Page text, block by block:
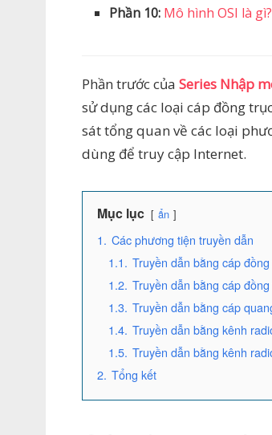
Phần 10: Mô hình OSI là gì?
Phần trước của Series Nhập
sử dụng các loại cáp đồng
sát tổng quan về các loại
dùng để truy cập Internet.
Mục lục ẩn
1. Các phương tiện truyền dẫn
1.1. Truyền dẫn bằng cáp
1.2. Truyền dẫn bằng cáp
1.3. Truyền dẫn bằng cáp
1.4. Truyền dẫn bằng kênh
1.5. Truyền dẫn bằng kênh
2. Tổng kết